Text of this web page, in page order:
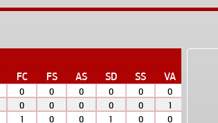
FC FS AS SD SS VA
0 0 0 0 0 0
0 0 0 0 0 1
1 0 0 1 0 0